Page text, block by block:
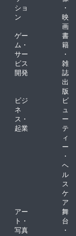
ショ
ン
・
映
画
ゲー
ム・
サー
ビス
開発
書
籍
・
雑
誌
出
版
ビジ
ネ
ス・
起業
ビ
ュ
ー
テ
ィ
ー
・
ヘ
ル
ス
ケ
ア
アー
ト・
写真
舞
台
・